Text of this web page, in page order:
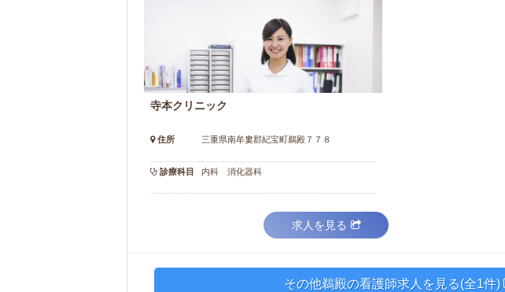
寺本クリニック
住所 三重県南牟婁郡紀宝町鵜殿７７８
診療科目 内科 消化器科
求人を見る
その他鵜殿の看護師求人を見る(全1件)